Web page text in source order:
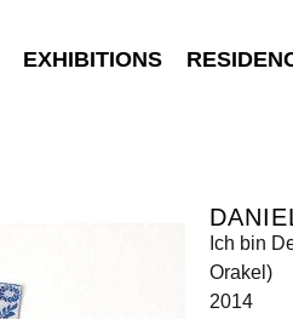
EXHIBITIONS
Ich bin
Orakel)
2014